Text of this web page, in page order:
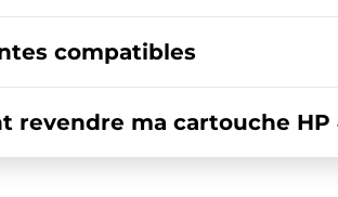
compatibles
revendre ma cartouche HP